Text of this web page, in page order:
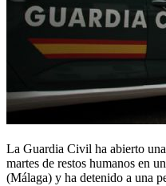
La Guardia Civil ha abierto
martes de restos humanos en
(Málaga) y ha detenido a una